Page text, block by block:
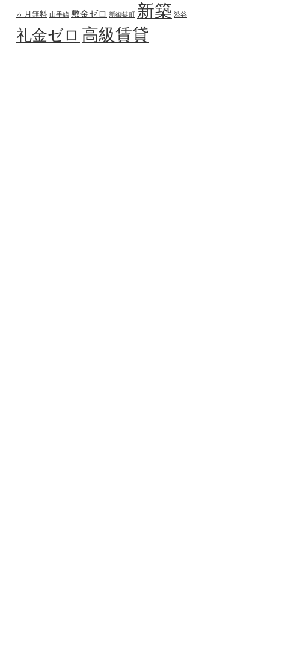
ヶ月無料 山手線 敷金ゼロ 新御徒町 新築 渋谷
礼金ゼロ 高級賃貸